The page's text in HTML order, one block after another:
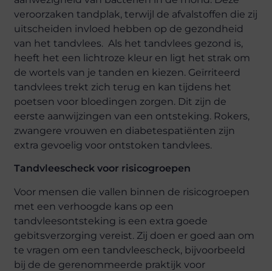
veroorzaken tandplak, terwijl de afvalstoffen die zij
uitscheiden invloed hebben op de gezondheid
van het tandvlees. Als het tandvlees gezond is,
heeft het een lichtroze kleur en ligt het strak om
de wortels van je tanden en kiezen. Geïrriteerd
tandvlees trekt zich terug en kan tijdens het
poetsen voor bloedingen zorgen. Dit zijn de
eerste aanwijzingen van een ontsteking. Rokers,
zwangere vrouwen en diabetespatiënten zijn
extra gevoelig voor ontstoken tandvlees.
Tandvleescheck voor risicogroepen
Voor mensen die vallen binnen de risicogroepen
met een verhoogde kans op een
tandvleesontsteking is een extra goede
gebitsverzorging vereist. Zij doen er goed aan om
te vragen om een tandvleescheck, bijvoorbeeld
bij de de gerenommeerde praktijk voor